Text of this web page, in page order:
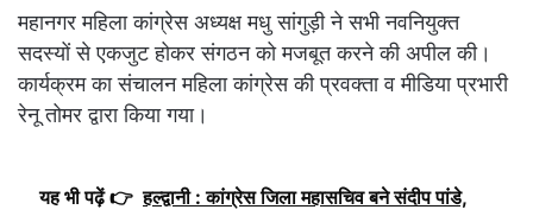
महानगर महिला कांग्रेस अध्यक्ष मधु सांगुड़ी ने सभी नवनियुक्त
सदस्यों से एकजुट होकर संगठन को मजबूत करने की अपील की।
कार्यक्रम का संचालन महिला कांग्रेस की प्रवक्ता व मीडिया प्रभारी
रेनू तोमर द्वारा किया गया।
यह भी पढ़ें 👉 हल्द्वानी : कांग्रेस जिला महासचिव बने संदीप पांडे,